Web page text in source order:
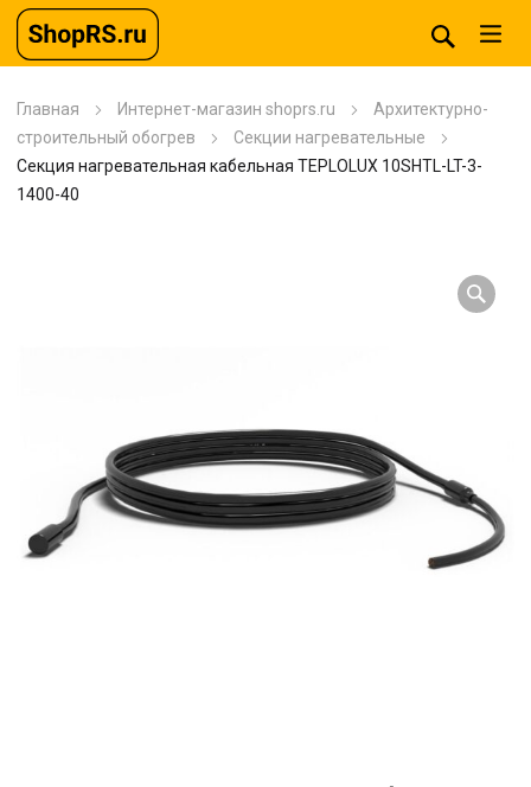
Главная Интернет-магазин shoprs.ru
Архитектурно-
строительный обогрев
Секции нагревательные
Секция нагревательная кабельная TEPLOLUX 10SHTL-LT-3-
1400-40